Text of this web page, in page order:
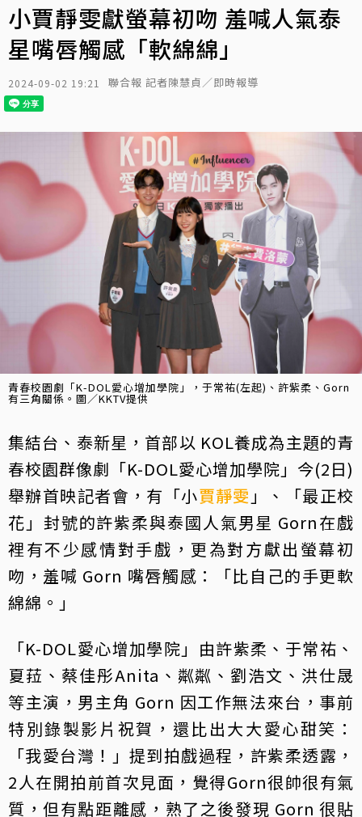
小賈靜雯獻螢幕初吻 羞喊人氣泰
星嘴唇觸感「軟綿綿」
2024-09-02 19:21 聯合報 記者陳慧貞／即時報導
青春校園劇「K-DOL愛心增加學院」，于常祐(左起)、許紫柔、Gorn
有三角關係。圖／KKTV提供
集結台、泰新星，首部以 KOL養成為主題的青
春校園群像劇「K-DOL愛心增加學院」今(2日)
舉辦首映記者會，有「小賈靜雯 」、「最正校
花」封號的許紫柔與泰國人氣男星 Gorn在戲
裡有不少感情對手戲，更為對方獻出螢幕初
吻，羞喊 Gorn 嘴唇觸感：「比自己的手更軟
綿綿。」
「K-DOL愛心增加學院」由許紫柔、于常祐、
夏菈、蔡佳彤Anita、粼粼、劉浩文、洪仕晟
等主演，男主角 Gorn 因工作無法來台，事前
特別錄製影片祝賀，還比出大大愛心甜笑：
「我愛台灣！」提到拍戲過程，許紫柔透露，
2人在開拍前首次見面，覺得Gorn很帥很有氣
質，但有點距離感，熟了之後發現 Gorn 很貼